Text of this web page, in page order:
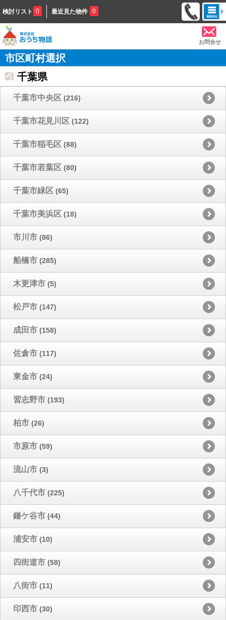
検討リスト 0 最近見た物件 0
お問合せ
市区町村選択
千葉県
千葉市中央区 (216)
千葉市花見川区 (122)
千葉市稲毛区 (88)
千葉市若葉区 (80)
千葉市緑区 (65)
千葉市美浜区 (18)
市川市 (86)
船橋市 (285)
木更津市 (5)
松戸市 (147)
成田市 (158)
佐倉市 (117)
東金市 (24)
習志野市 (193)
柏市 (26)
市原市 (59)
流山市 (3)
八千代市 (225)
鎌ケ谷市 (44)
浦安市 (10)
四街道市 (58)
八街市 (11)
印西市 (30)